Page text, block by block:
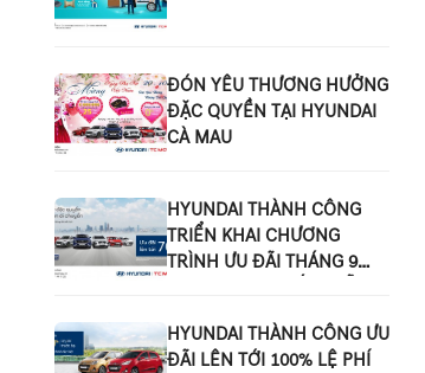
ĐÓN YÊU THƯƠNG HƯỞNG
ĐẶC QUYỀN TẠI HYUNDAI
CÀ MAU
HYUNDAI THÀNH CÔNG
TRIỂN KHAI CHƯƠNG
TRÌNH ƯU ĐÃI THÁNG 9
TOÀN DI CHUYỂN”
HYUNDAI THÀNH CÔNG ƯU
ĐÃI LÊN TỚI 100% LỆ PHÍ